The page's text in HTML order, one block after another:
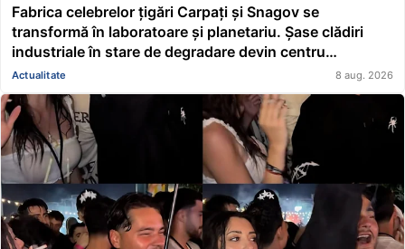
Fabrica celebrelor țigări Carpați și Snagov se
transformă în laboratoare și planetariu. Șase clădiri
industriale în stare de degradare devin centru
educațional și științific
Actualitate 8 aug. 2026